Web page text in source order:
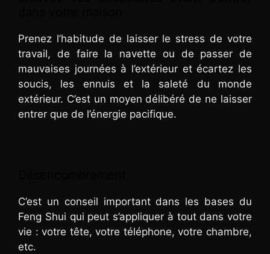
Prenez l’habitude de laisser le stress de votre
travail, de faire la navette ou de passer de
mauvaises journées à l’extérieur et écartez les
soucis, les ennuis et la saleté du monde
extérieur. C’est un moyen délibéré de ne laisser
entrer que de l’énergie pacifique.
C’est un conseil important dans les bases du
Feng Shui qui peut s’appliquer à tout dans votre
vie : votre tête, votre téléphone, votre chambre,
etc.